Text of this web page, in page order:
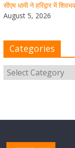
सीएम धामी ने हरिद्वार में
August 5, 2026
Categories